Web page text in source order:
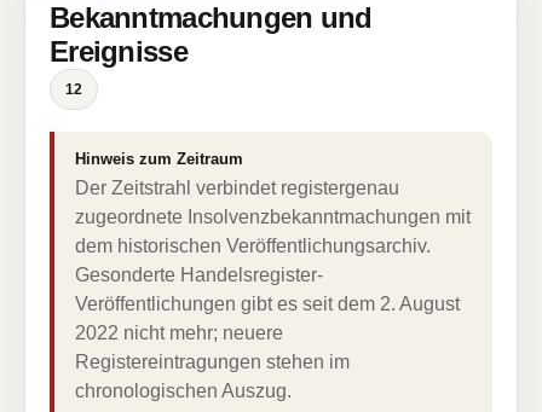
Bekanntmachungen und
Ereignisse
12
Hinweis zum Zeitraum
Der Zeitstrahl verbindet registergenau
zugeordnete Insolvenzbekanntmachungen mit
dem historischen Veröffentlichungsarchiv.
Gesonderte Handelsregister-
Veröffentlichungen gibt es seit dem 2. August
2022 nicht mehr; neuere
Registereintragungen stehen im
chronologischen Auszug.